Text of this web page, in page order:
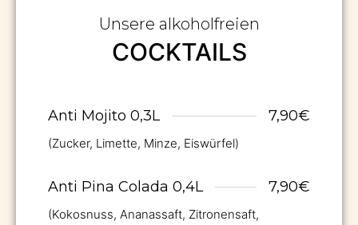
Unsere alkoholfreien
COCKTAILS
Anti Mojito 0,3L 7,90€
(Zucker, Limette, Minze, Eiswürfel)
Anti Pina Colada 0,4L 7,90€
(Kokosnuss, Ananassaft, Zitronensaft,